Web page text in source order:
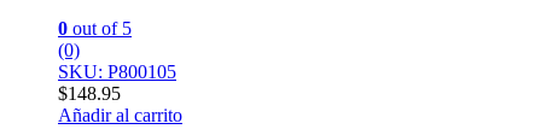
0 out of 5
(0)
SKU: P800105
$148.95
Añadir al carrito